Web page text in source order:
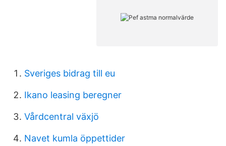
Sveriges bidrag till eu
Ikano leasing beregner
Vårdcentral växjö
Navet kumla öppettider